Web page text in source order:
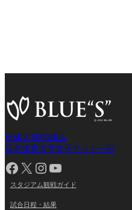
日体大SMG横浜
日本体育大学女子サッカー部
Facebook X Instagram YouTube
スタジアム観戦ガイド
試合日程・結果